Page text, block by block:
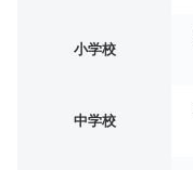
小学校
中学校